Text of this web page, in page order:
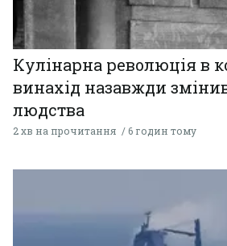
Кулінарна революція в
винахід назавжди
людства
2 хв на прочитання 6 годин тому